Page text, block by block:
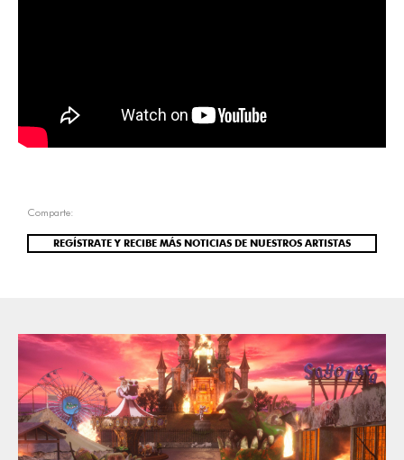
Comparte:
REGÍSTRATE Y RECIBE MÁS NOTICIAS DE NUESTROS ARTISTAS